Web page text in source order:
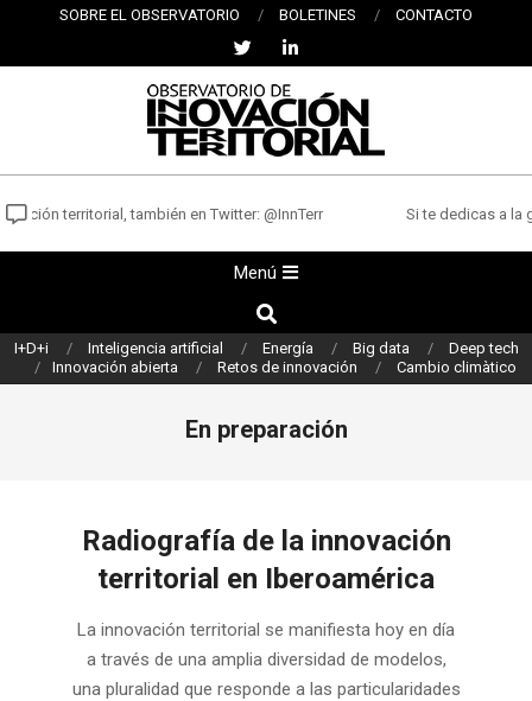
contenido
SOBRE EL OBSERVATORIO BOLETINES CONTACTO
OBSERVATORIO
DE
INNOVACIÓN
TERRITORIAL
territorial, también en Twitter: @InnTerr Si te dedicas a la
principal
Menú
Buscar
I+D+i Inteligencia artificial Energía Big data
Deep tech
Innovación abierta
Retos de innovación Cambio climàtico
En preparación
Radiografía de la innovación
territorial en Iberoamérica
04-
29
La innovación territorial se manifiesta hoy en día
a través de una amplia diversidad de modelos,
una pluralidad que responde a las particularidades